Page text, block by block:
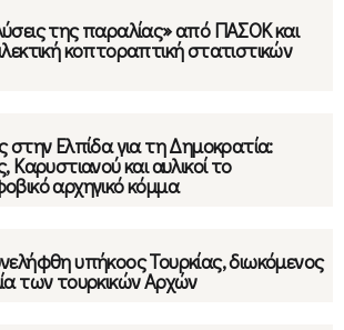
της παραλίας» από ΠΑΣΟΚ και
κοπτοραπτική στατιστικών
στην Ελπίδα για τη Δημοκρατία:
Καρυστιανού και αυλικοί το
αρχηγικό κόμμα
υπήκοος Τουρκίας, διωκόμενος
των τουρκικών Αρχών